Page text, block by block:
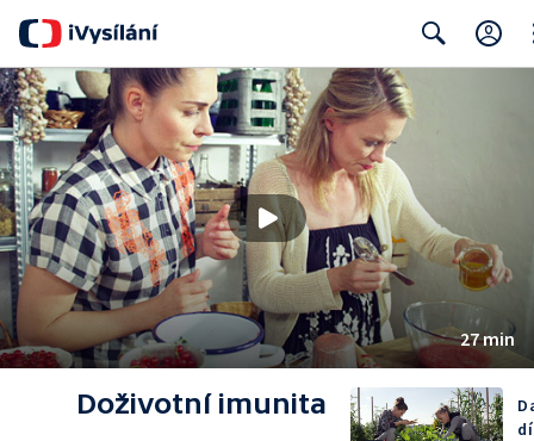
Search
27 min
Doživotní imunita